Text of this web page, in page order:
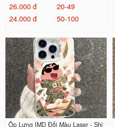
26.000 đ
20-49
24.000 đ
50-100
Ốp Lưng IMD Đổi Màu Laser - Shi